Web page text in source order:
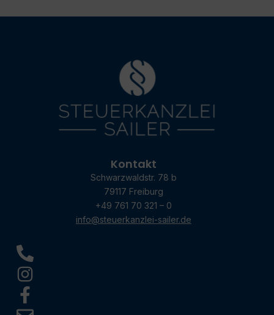
Kontakt
Schwarzwaldstr. 78 b
79117 Freiburg
+49 761 70 321 – 0
info@steuerkanzlei-sailer.de